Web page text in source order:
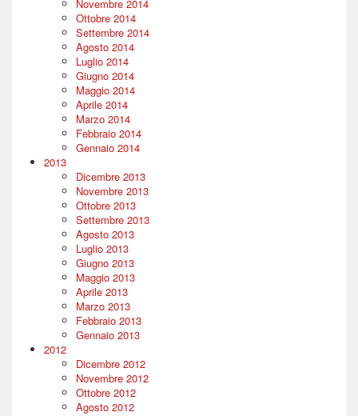
Novembre 2014
Ottobre 2014
Settembre 2014
Agosto 2014
Luglio 2014
Giugno 2014
Maggio 2014
Aprile 2014
Marzo 2014
Febbraio 2014
Gennaio 2014
2013
Dicembre 2013
Novembre 2013
Ottobre 2013
Settembre 2013
Agosto 2013
Luglio 2013
Giugno 2013
Maggio 2013
Aprile 2013
Marzo 2013
Febbraio 2013
Gennaio 2013
2012
Dicembre 2012
Novembre 2012
Ottobre 2012
Agosto 2012